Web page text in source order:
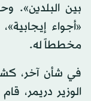
بين البلدين».
«أجواء
مخططاً له.
في شأن آخر،
الوزير دريمر،